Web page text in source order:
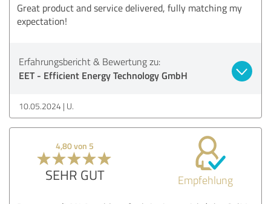
Great product and service delivered, fully matching my
expectation!
Erfahrungsbericht & Bewertung zu:
EET - Efficient Energy Technology GmbH
10.05.2024 U.
4,80 von 5
SEHR GUT Empfehlung